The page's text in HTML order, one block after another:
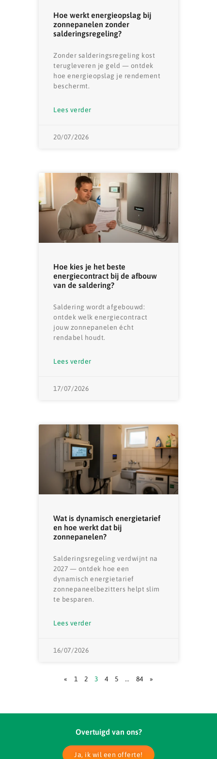
Hoe werkt energieopslag bij
zonnepanelen zonder
salderingsregeling?
Zonder salderingsregeling kost
terugleveren je geld — ontdek
hoe energieopslag je rendement
beschermt.
Lees verder
20/07/2026
Hoe kies je het beste
energiecontract bij de afbouw
van de saldering?
Saldering wordt afgebouwd:
ontdek welk energiecontract
jouw zonnepanelen écht
rendabel houdt.
Lees verder
17/07/2026
Wat is dynamisch energietarief
en hoe werkt dat bij
zonnepanelen?
Salderingsregeling verdwijnt na
2027 — ontdek hoe een
dynamisch energietarief
zonnepaneelbezitters helpt slim
te besparen.
Lees verder
16/07/2026
« 1 2 3 4 5 … 84 »
Overtuigd van ons?
Ja, ik wil een offerte!